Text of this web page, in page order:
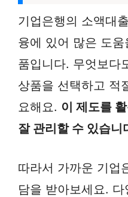
기업은행의 소액대
융에 있어 많은 도
품입니다. 무엇보다
상품을 선택하고 적
요해요. 이 제도를
잘 관리할 수 있습니
따라서 가까운 기업
담을 받아보세요.